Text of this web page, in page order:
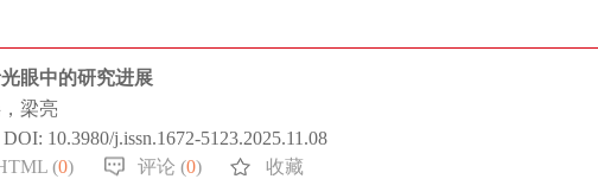
眼中的研究进展
梁亮
DOI: 10.3980/j.issn.1672-5123.2025.11.08
(0) 评论 (0) 收藏